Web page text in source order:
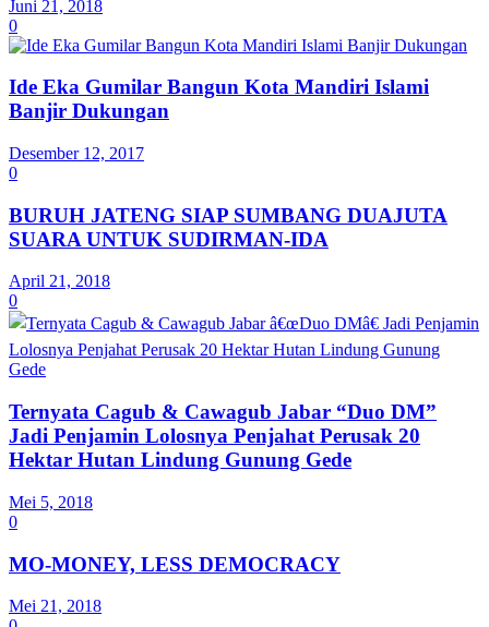
Juni 21, 2018
0
Ide Eka Gumilar Bangun Kota Mandiri Islami
Banjir Dukungan
Desember 12, 2017
0
BURUH JATENG SIAP SUMBANG DUAJUTA
SUARA UNTUK SUDIRMAN-IDA
April 21, 2018
0
Ternyata Cagub & Cawagub Jabar “Duo DM”
Jadi Penjamin Lolosnya Penjahat Perusak 20
Hektar Hutan Lindung Gunung Gede
Mei 5, 2018
0
MO-MONEY, LESS DEMOCRACY
Mei 21, 2018